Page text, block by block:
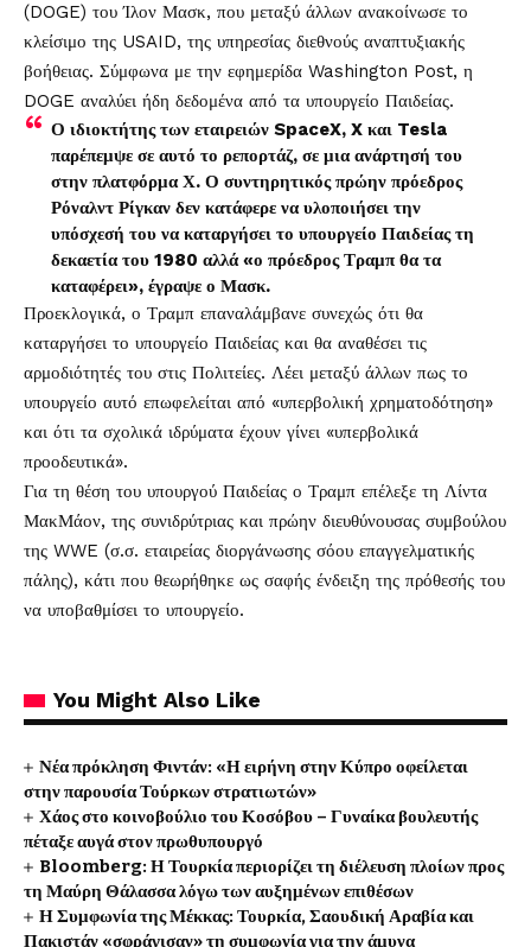
(DOGE) του Ίλον Μασκ, που μεταξύ άλλων ανακοίνωσε το
κλείσιμο της USAID, της υπηρεσίας διεθνούς αναπτυξιακής
βοήθειας. Σύμφωνα με την εφημερίδα Washington Post, η
DOGE αναλύει ήδη δεδομένα από τα υπουργείο Παιδείας.
Ο ιδιοκτήτης των εταιρειών SpaceX, X και Tesla
παρέπεμψε σε αυτό το ρεπορτάζ, σε μια ανάρτησή του
στην πλατφόρμα Χ. Ο συντηρητικός πρώην πρόεδρος
Ρόναλντ Ρίγκαν δεν κατάφερε να υλοποιήσει την
υπόσχεσή του να καταργήσει το υπουργείο Παιδείας τη
δεκαετία του 1980 αλλά «ο πρόεδρος Τραμπ θα τα
καταφέρει», έγραψε ο Μασκ.
Προεκλογικά, ο Τραμπ επαναλάμβανε συνεχώς ότι θα
καταργήσει το υπουργείο Παιδείας και θα αναθέσει τις
αρμοδιότητές του στις Πολιτείες. Λέει μεταξύ άλλων πως το
υπουργείο αυτό επωφελείται από «υπερβολική χρηματοδότηση»
και ότι τα σχολικά ιδρύματα έχουν γίνει «υπερβολικά
προοδευτικά».
Για τη θέση του υπουργού Παιδείας ο Τραμπ επέλεξε τη Λίντα
ΜακΜάον, της συνιδρύτριας και πρώην διευθύνουσας συμβούλου
της WWE (σ.σ. εταιρείας διοργάνωσης σόου επαγγελματικής
πάλης), κάτι που θεωρήθηκε ως σαφής ένδειξη της πρόθεσής του
να υποβαθμίσει το υπουργείο.
You Might Also Like
Νέα πρόκληση Φιντάν: «Η ειρήνη στην Κύπρο οφείλεται
στην παρουσία Τούρκων στρατιωτών»
Χάος στο κοινοβούλιο του Κοσόβου – Γυναίκα βουλευτής
πέταξε αυγά στον πρωθυπουργό
Bloomberg: Η Τουρκία περιορίζει τη διέλευση πλοίων προς
τη Μαύρη Θάλασσα λόγω των αυξημένων επιθέσων
Η Συμφωνία της Μέκκας: Τουρκία, Σαουδική Αραβία και
Πακιστάν «σφράγισαν» τη συμφωνία για την άμυνα